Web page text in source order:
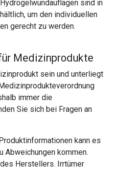
sind in
um den individuellen
gerecht zu werden.
Medizinprodukte
sein und unterliegt
immer die
Sie sich bei Fragen an
kann es
Abweichungen kommen.
Herstellers. Irrtümer